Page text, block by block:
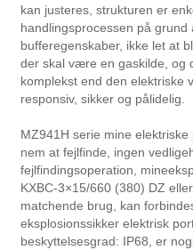
kan justeres, strukturen er
handlingsprocessen på grund
bufferegenskaber, ikke let at
der skal være en gaskilde, og
komplekst end den elektriske
responsiv, sikker og pålidelig.
MZ941H serie mine
nem at fejlfinde, ingen
fejlfindingsoperation,
KXBC-3×15/660 (380) DZ
matchende brug, kan
eksplosionssikker elektrisk
beskyttelsesgrad: IP68, er